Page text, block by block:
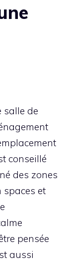
salle de
conseillé
des zones
spaces et
pensée
aussi